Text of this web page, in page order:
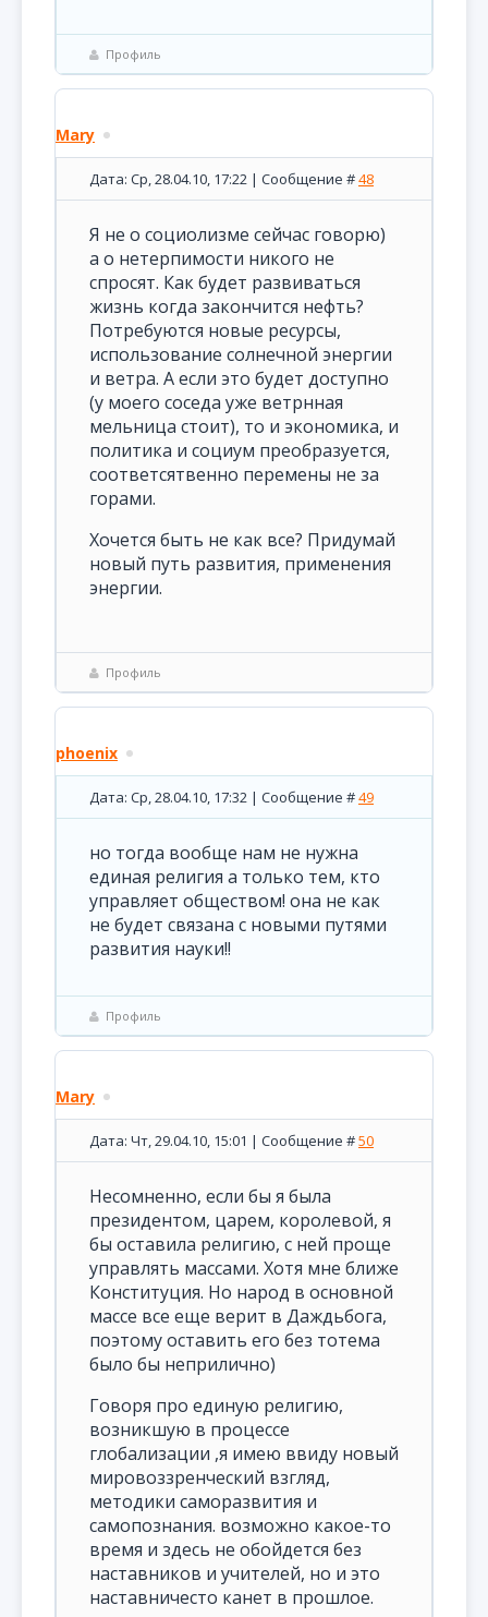
Профиль
Mary
Дата: Ср, 28.04.10, 17:22 | Сообщение #48
Я не о социолизме сейчас говорю)
а о нетерпимости никого не
спросят. Как будет развиваться
жизнь когда закончится нефть?
Потребуются новые ресурсы,
использование солнечной энергии
и ветра. А если это будет доступно
(у моего соседа уже ветрнная
мельница стоит), то и экономика, и
политика и социум преобразуется,
соответсятвенно перемены не за
горами.
Хочется быть не как все? Придумай
новый путь развития, применения
энергии.
Профиль
phoenix
Дата: Ср, 28.04.10, 17:32 | Сообщение #49
но тогда вообще нам не нужна
единая религия а только тем, кто
управляет обществом! она не как
не будет связана с новыми путями
развития науки!!
Профиль
Mary
Дата: Чт, 29.04.10, 15:01 | Сообщение #50
Несомненно, если бы я была
президентом, царем, королевой, я
бы оставила религию, с ней проще
управлять массами. Хотя мне ближе
Конституция. Но народ в основной
массе все еще верит в Даждьбога,
поэтому оставить его без тотема
было бы неприлично)
Говоря про единую религию,
возникшую в процессе
глобализации ,я имею ввиду новый
мировоззренческий взгляд,
методики саморазвития и
самопознания. возможно какое-то
время и здесь не обойдется без
наставников и учителей, но и это
наставничесто канет в прошлое.